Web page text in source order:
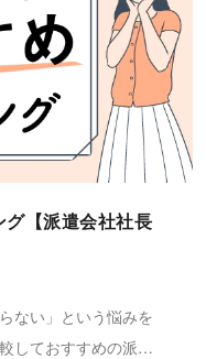
【派遣会社社長
ない」という悩みを
しておすすめの派遣